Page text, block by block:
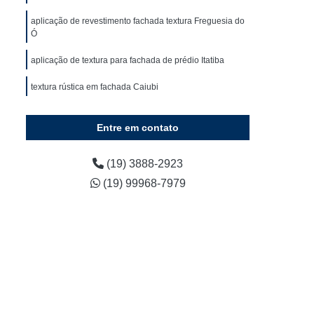
Impermeabilização Cobertura Plana
Impermeabilização Coberturas Planas
Impermeabilização de Coberturas em Terraço
Impermeabilização da Laje
Laje com Manta Asfáltica
aplicação de revestimento fachada textura Freguesia do
Ó
aplicação de textura para fachada de prédio Itatiba
textura rústica em fachada Caiubi
Entre em contato
(19) 3888-2923
(19) 99968-7979